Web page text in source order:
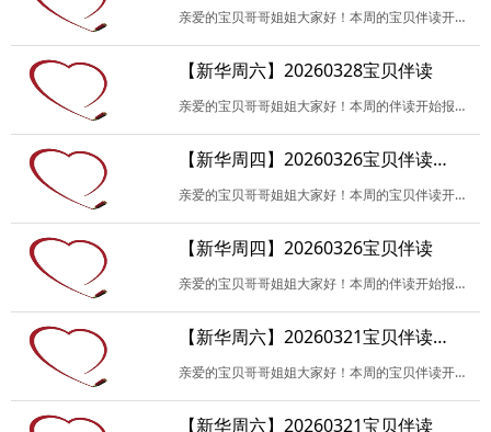
亲爱的宝贝哥哥姐姐大家好！本周的宝贝伴读开始报名啦！这里是观摩和服务的报名链接！欢迎各位服务/观摩的伙伴积极报名试读（请备注试读故事名），请自带试读绘本。开车的伙…
【新华周六】20260328宝贝伴读
亲爱的宝贝哥哥姐姐大家好！本周的伴读开始报名啦！报名请注明岗位（开场、故事、记录），伴读及试读请备注故事名。开车的伙伴请备注“车牌号+手机号码”。报名成功后，如无…
【新华周四】20260326宝贝伴读（观摩）
亲爱的宝贝哥哥姐姐大家好！本周的宝贝伴读开始报名啦！这里是观摩和服务的报名链接！欢迎各位服务/观摩的伙伴积极报名试读（请备注试读故事名），请自带试读绘本。开车的伙…
【新华周四】20260326宝贝伴读
亲爱的宝贝哥哥姐姐大家好！本周的伴读开始报名啦！报名请注明岗位（开场、故事、记录），伴读及试读请备注故事名。开车的伙伴请备注“车牌号+手机号码”。报名成功后，如无…
【新华周六】20260321宝贝伴读（观摩）
亲爱的宝贝哥哥姐姐大家好！本周的宝贝伴读开始报名啦！这里是观摩和服务的报名链接！欢迎各位服务/观摩的伙伴积极报名试读（请备注试读故事名），请自带试读绘本。开车的伙…
【新华周六】20260321宝贝伴读